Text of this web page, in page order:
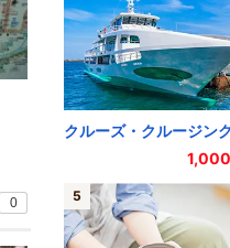
0
クルーズ・クルージン
5